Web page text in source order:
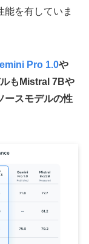
能を有していま
Pro 1.0や
もMistral 7Bや
ースモデルの性